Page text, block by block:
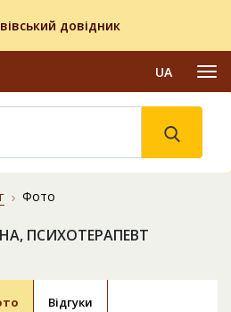
довідник
UA
Фото
ПСИХОТЕРАПЕВТ
Відгуки